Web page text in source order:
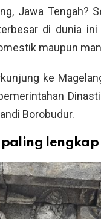
Jawa Tengah?
di dunia
maupun
ke
Borobudur.
paling lengkap